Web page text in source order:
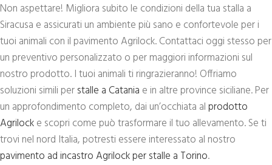
Non aspettare! Migliora subito le condizioni della tua stalla a
Siracusa e assicurati un ambiente più sano e confortevole per i
tuoi animali con il pavimento Agrilock. Contattaci oggi stesso per
un preventivo personalizzato o per maggiori informazioni sul
nostro prodotto. I tuoi animali ti ringrazieranno! Offriamo
soluzioni simili perstalle a Catania e in altre province siciliane. Per
un approfondimento completo, dai un’occhiata alprodotto
Agrilocke scopri come può trasformare il tuo allevamento. Se ti
trovi nel nord Italia, potresti essere interessato al nostro
pavimento ad incastro Agrilock per stalle a Torino.